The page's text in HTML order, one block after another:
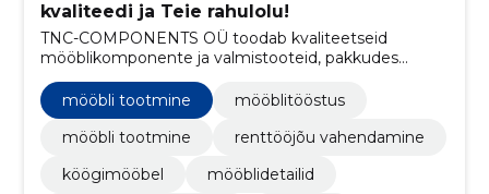
kvaliteedi ja Teie rahulolu!
TNC-COMPONENTS OÜ toodab kvaliteetseid
mööblikomponente ja valmistooteid, pakkudes
usaldusväärset tarnet, konkurentsivõimelisi hindu
ning kliendipõhist lähenemist.
mööbli tootmine
mööblitööstus
mööbli tootmine
renttööjõu vahendamine
köögimööbel
mööblidetailid